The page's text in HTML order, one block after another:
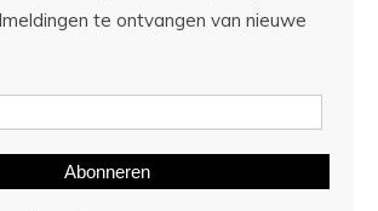
te ontvangen van nieuwe
Abonneren